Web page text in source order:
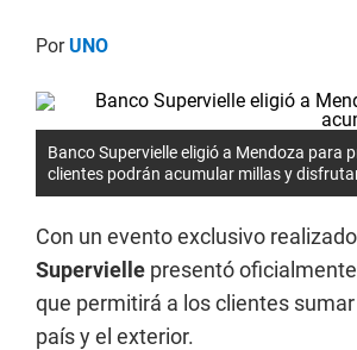
PorUNO
Banco Supervielle eligió a Mendoza para
clientes podrán acumular millas y
Con un evento exclusivo
Supervielle presentó
que permitirá a los clientes
país y el exterior.